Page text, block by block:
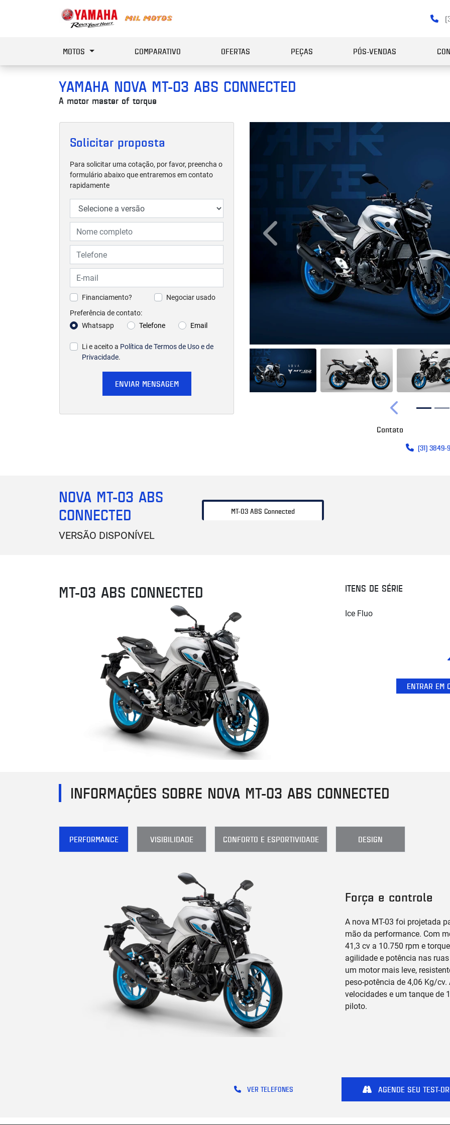
MOTOS COMPARATIVO OFERTAS PEÇAS PÓS-VENDAS
YAMAHA NOVA MT-03 ABS CONNECTED
A motor master of torque
Solicitar proposta
Para solicitar uma cotação, por favor, preencha o
formulário abaixo que entraremos em contato
rapidamente
Financiamento?
Negociar usado
Preferência de contato:
Whatsapp
Telefone Email
Li e aceito a Política de Termos de Uso e de
Privacidade.
ENVIAR MENSAGEM
Anterior
Anterior
Contato
(31) 3849-
NOVA MT-03 ABS
CONNECTED
VERSÃO DISPONÍVEL
MT-03 ABS Connected
MT-03 ABS CONNECTED ITENS DE SÉRIE
Ice Fluo
ENTRAR EM
INFORMAÇÕES SOBRE NOVA MT-03 ABS CONNECTED
PERFORMANCE VISIBILIDADE CONFORTO E ESPORTIVIDADE DESIGN
Força e controle
A nova MT-03 foi projetada
mão da performance. Com
41,3 cv a 10.750 rpm e
agilidade e potência nas
um motor mais leve,
peso-potência de 4,06 Kg/
velocidades e um tanque de
piloto.
VER TELEFONES AGENDE SEU TEST-